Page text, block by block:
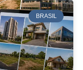
BRASIL